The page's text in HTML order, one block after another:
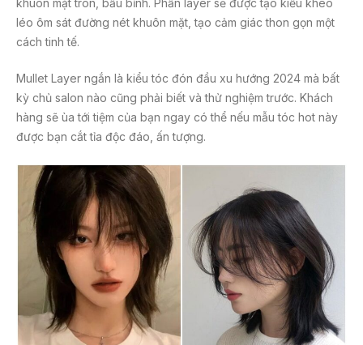
khuôn mặt tròn, bầu bỉnh. Phần layer sẽ được tạo kiểu khéo
léo ôm sát đường nét khuôn mặt, tạo cảm giác thon gọn một
cách tinh tế.
Mullet Layer ngắn là kiểu tóc đón đầu xu hướng 2024 mà bất
kỳ chủ salon nào cũng phải biết và thử nghiệm trước. Khách
hàng sẽ ùa tới tiệm của bạn ngay có thể nếu mẫu tóc hot này
được bạn cắt tỉa độc đáo, ấn tượng.